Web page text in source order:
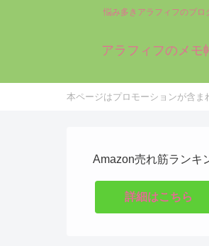
悩み多きアラフィフのブロ
アラフィフのメモ
本ページはプロモーションが含ま
Amazon売れ筋ランキ
詳細はこちら